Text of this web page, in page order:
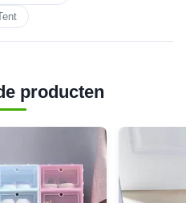
producten